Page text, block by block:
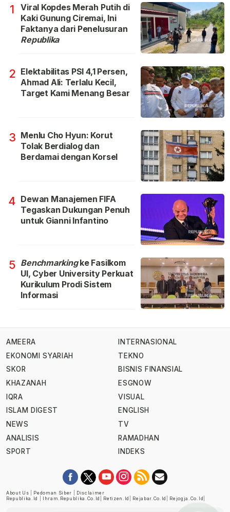
1
Viral Kopdes Merah Putih di
Kaki Gunung Ciremai, Ini
Faktanya dari Penelusuran
Republika
2 Elektabilitas PSI 4,1 Persen,
Ahmad Ali: Terlalu Kecil,
Target Kami Menang Besar
3 Menlu Cho Hyun: Korut
Tolak Berdialog dan
Berdamai dengan Korsel
4 Dewan Manajemen FIFA
Tegaskan Dukungan Penuh
untuk Gianni Infantino
5 Benchmarkingke Fasilkom
UI, Cyber University Perkuat
Kurikulum Prodi Sistem
Informasi
AMEERA
EKONOMI SYARIAH
SKOR
KHAZANAH
IQRA
ISLAM DIGEST
NEWS
ANALISIS
SPORT
INTERNASIONAL
TEKNO
BISNIS FINANSIAL
ESGNOW
VISUAL
ENGLISH
TV
RAMADHAN
INDEKS
About Us Pedoman Siber
Disclaimer
Republika.id
Ihram.republika.co.id Retizen.id Rejabar.co.id Rejogja.co.id